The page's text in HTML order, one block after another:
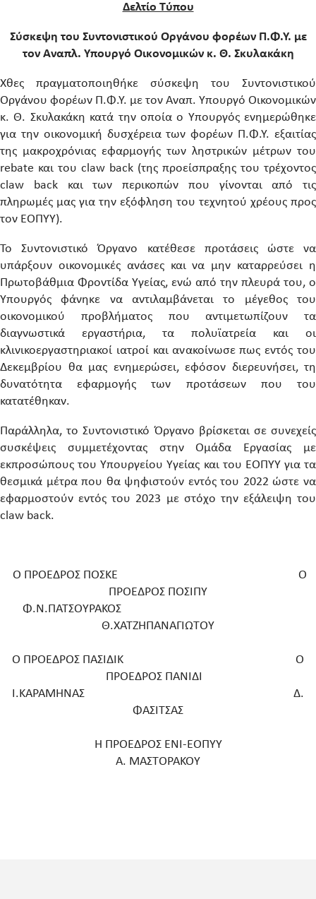
Δελτίο Τύπου
Σύσκεψη του Συντονιστικού Οργάνου φορέων Π.Φ.Υ. με
τον Αναπλ. Υπουργό Οικονομικών κ. Θ. Σκυλακάκη
Χθες πραγματοποιηθήκε σύσκεψη του Συντονιστικού
Οργάνου φορέων Π.Φ.Υ. με τον Αναπ. Υπουργό Οικονομικών
κ. Θ. Σκυλακάκη κατά την οποία ο Υπουργός ενημερώθηκε
για την οικονομική δυσχέρεια των φορέων Π.Φ.Υ. εξαιτίας
της μακροχρόνιας εφαρμογής των ληστρικών μέτρων του
rebate και του claw back (της προείσπραξης του τρέχοντος
claw back και των περικοπών που γίνονται από τις
πληρωμές μας για την εξόφληση του τεχνητού χρέους προς
τον ΕΟΠΥΥ).
Το Συντονιστικό Όργανο κατέθεσε προτάσεις ώστε να
υπάρξουν οικονομικές ανάσες και να μην καταρρεύσει η
Πρωτοβάθμια Φροντίδα Υγείας, ενώ από την πλευρά του, ο
Υπουργός φάνηκε να αντιλαμβάνεται το μέγεθος του
οικονομικού προβλήματος που αντιμετωπίζουν τα
διαγνωστικά εργαστήρια, τα πολυϊατρεία και οι
κλινικοεργαστηριακοί ιατροί και ανακοίνωσε πως εντός του
Δεκεμβρίου θα μας ενημερώσει, εφόσον διερευνήσει, τη
δυνατότητα εφαρμογής των προτάσεων που του
κατατέθηκαν.
Παράλληλα, το Συντονιστικό Όργανο βρίσκεται σε συνεχείς
συσκέψεις συμμετέχοντας στην Ομάδα Εργασίας με
εκπροσώπους του Υπουργείου Υγείας και του ΕΟΠΥΥ για τα
θεσμικά μέτρα που θα ψηφιστούν εντός του 2022 ώστε να
εφαρμοστούν εντός του 2023 με στόχο την εξάλειψη του
claw back.
Ο ΠΡΟΕΔΡΟΣ ΠΟΣΚΕ Ο
ΠΡΟΕΔΡΟΣ ΠΟΣΙΠΥ
Φ.Ν.ΠΑΤΣΟΥΡΑΚΟΣ
Θ.ΧΑΤΖΗΠΑΝΑΓΙΩΤΟΥ
Ο ΠΡΟΕΔΡΟΣ ΠΑΣΙΔΙΚ Ο
ΠΡΟΕΔΡΟΣ ΠΑΝΙΔΙ
Ι.ΚΑΡΑΜΗΝΑΣ Δ.
ΦΑΣΙΤΣΑΣ
Η ΠΡΟΕΔΡΟΣ ΕΝΙ-ΕΟΠΥΥ
Α. ΜΑΣΤΟΡΑΚΟΥ